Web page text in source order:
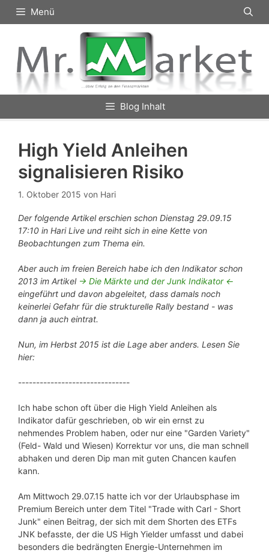
Inhalt
Menü
Blog Inhalt
High Yield Anleihen
signalisieren Risiko
1. Oktober 2015 von Hari
Der folgende Artikel erschien schon Dienstag 29.09.15
17:10 in Hari Live und reiht sich in eine Kette von
Beobachtungen zum Thema ein.
Aber auch im freien Bereich habe ich den Indikator schon
2013 im Artikel -> Die Märkte und der Junk Indikator <-
eingeführt und davon abgeleitet, dass damals noch
keinerlei Gefahr für die strukturelle Rally bestand - was
dann ja auch eintrat.
Nun, im Herbst 2015 ist die Lage aber anders. Lesen Sie
hier:
-------------------------------
Ich habe schon oft über die High Yield Anleihen als
Indikator dafür geschrieben, ob wir ein ernst zu
nehmendes Problem haben, oder nur eine "Garden Variety"
(Feld- Wald und Wiesen) Korrektur vor uns, die man schnell
abhaken und deren Dip man mit guten Chancen kaufen
kann.
Am Mittwoch 29.07.15 hatte ich vor der Urlaubsphase im
Premium Bereich unter dem Titel "Trade with Carl - Short
Junk" einen Beitrag, der sich mit dem Shorten des ETFs
JNK befasste, der die US High Yielder umfasst und dabei
besonders die bedrängten Energie-Unternehmen im